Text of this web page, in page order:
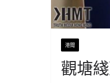
港聞
觀塘